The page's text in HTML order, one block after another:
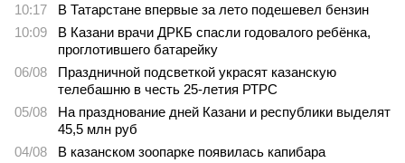
10:17
В Татарстане впервые за лето подешевел бензин
10:09
В Казани врачи ДРКБ спасли годовалого ребёнка,
проглотившего батарейку
06/08
Праздничной подсветкой украсят казанскую
телебашню в честь 25-летия РТРС
05/08
На празднование дней Казани и республики выделят
45,5 млн руб
04/08
В казанском зоопарке появилась капибара